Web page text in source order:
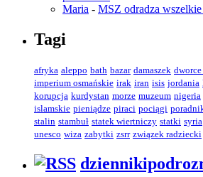
Maria - MSZ odradza
Tagi
afryka aleppo bath bazar damaszek
imperium osmańskie irak iran isis jordania
korupcja kurdystan morze muzeum nigeria
islamskie pieniądze piraci pociągi
stalin stambuł statek wiertniczy statki syria
unesco wiza zabytki zsrr związek radziecki